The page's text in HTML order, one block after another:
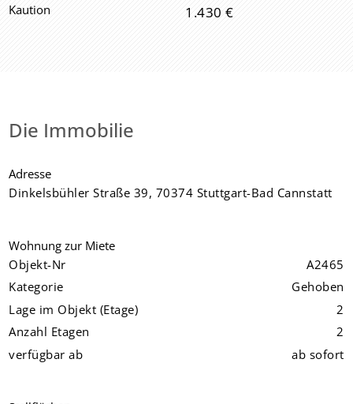
Kaution
1.430 €
Die Immobilie
Adresse
Dinkelsbühler Straße 39, 70374 Stuttgart-Bad Cannstatt
Wohnung zur Miete
Objekt-Nr
A2465
Kategorie
Gehoben
Lage im Objekt (Etage)
2
Anzahl Etagen
2
verfügbar ab
ab sofort